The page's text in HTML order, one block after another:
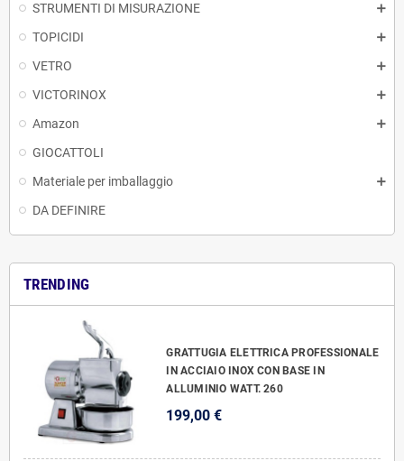
STRUMENTI DI MISURAZIONE
TOPICIDI
VETRO
VICTORINOX
Amazon
GIOCATTOLI
Materiale per imballaggio
DA DEFINIRE
TRENDING
GRATTUGIA ELETTRICA PROFESSIONALE
IN ACCIAIO INOX CON BASE IN
ALLUMINIO WATT. 260
199,00 €